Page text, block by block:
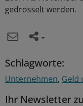
gedrosselt werden.
Schlagworte:
Unternehmen Geld
Ihr Newsletter